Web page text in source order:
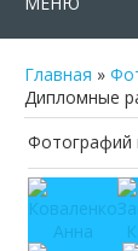
Главная »
Дипломные
Фотографий